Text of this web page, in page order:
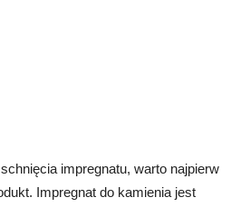
impregnatu, warto najpierw
Impregnat do kamienia jest